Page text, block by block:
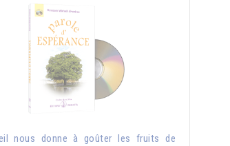
nous donne à goûter les fruits de